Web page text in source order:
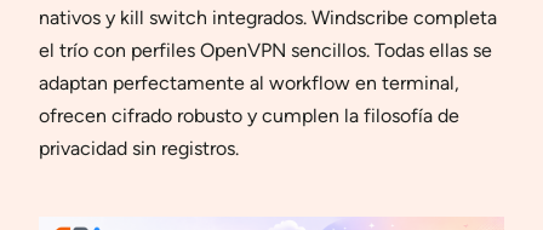
nativos y kill switch integrados. Windscribe completa
el trío con perfiles OpenVPN sencillos. Todas ellas se
adaptan perfectamente al workflow en terminal,
ofrecen cifrado robusto y cumplen la filosofía de
privacidad sin registros.